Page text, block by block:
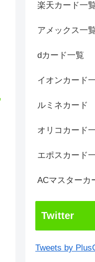
楽天カード一
アメックス一
dカード一覧
イオンカード
ルミネカード
オリコカード
エポスカード
ACマスターカ
Twitter
Tweets by